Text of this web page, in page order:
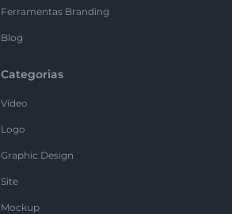
Ferramentas Branding
Blog
Categorias
Vídeo
Logo
Graphic Design
Site
Mockup